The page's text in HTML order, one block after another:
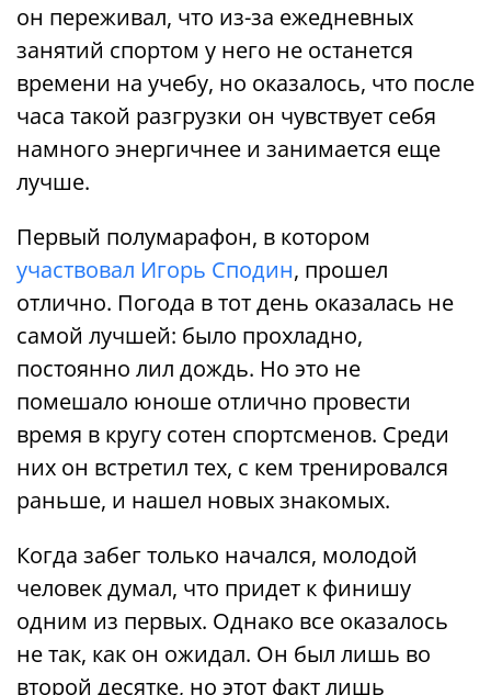
он переживал, что из-за ежедневных
занятий спортом у него не останется
времени на учебу, но оказалось, что после
часа такой разгрузки он чувствует себя
намного энергичнее и занимается еще
лучше.
Первый полумарафон, в котором
участвовал Игорь Сподин, прошел
отлично. Погода в тот день оказалась не
самой лучшей: было прохладно,
постоянно лил дождь. Но это не
помешало юноше отлично провести
время в кругу сотен спортсменов. Среди
них он встретил тех, с кем тренировался
раньше, и нашел новых знакомых.
Когда забег только начался, молодой
человек думал, что придет к финишу
одним из первых. Однако все оказалось
не так, как он ожидал. Он был лишь во
второй десятке, но этот факт лишь